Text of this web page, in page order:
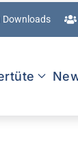
Downloads